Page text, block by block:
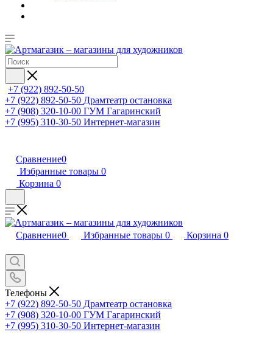
+7 (922) 892-50-50
+7 (922) 892-50-50 Драмтеатр остановка
+7 (908) 320-10-00 ГУМ Гагаринский
+7 (995) 310-30-50 Интернет-магазин
Сравнение0
Избранные товары 0
Корзина 0
Сравнение0 Избранные товары 0 Корзина 0
Телефоны
+7 (922) 892-50-50 Драмтеатр остановка
+7 (908) 320-10-00 ГУМ Гагаринский
+7 (995) 310-30-50 Интернет-магазин